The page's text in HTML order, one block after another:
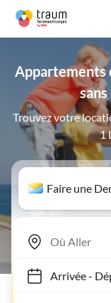
Appartements
Trouvez votre
1
Faire une
Arrivée-